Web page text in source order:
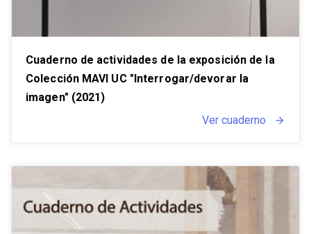
Cuaderno de actividades de la exposición de la
Colección MAVI UC "Interrogar/devorar la
imagen" (2021)
Ver cuaderno
arrow_forward